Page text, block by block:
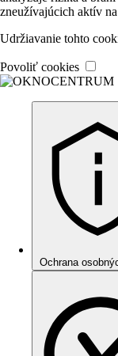
zneužívajúcich aktív
Udržiavanie tohto
Povoliť cookies
Ochrana